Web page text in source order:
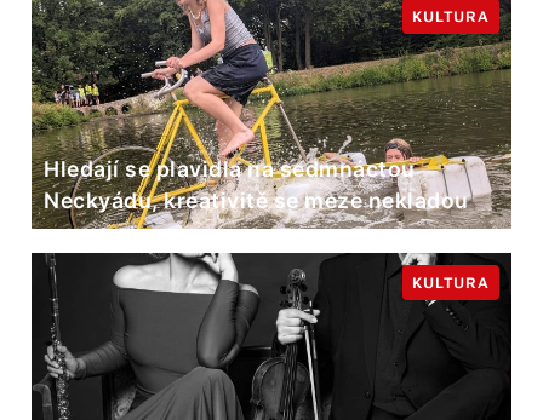
Hledají se plavidla na sedmnáctou
Neckyádu, kreativitě se meze nekladou
KULTURA
KULTURA